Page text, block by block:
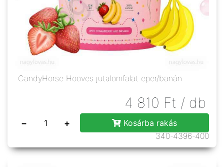
CandyHorse Hooves jutalomfalat eper/banán
4 810 Ft / db
− +
Kosárba rakás
340-4396-400